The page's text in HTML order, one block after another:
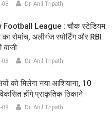
08 Dr. Anil Tripathi
Football League : चौक स्टेडियम
रोमांच, अलीगंज स्पोर्टिंग और RBI
बाजी
08 Dr. Anil Tripathi
को मिलेगा नया आशियाना, 10
होंगे प्राकृतिक ठिकाने
08 Dr. Anil Tripathi